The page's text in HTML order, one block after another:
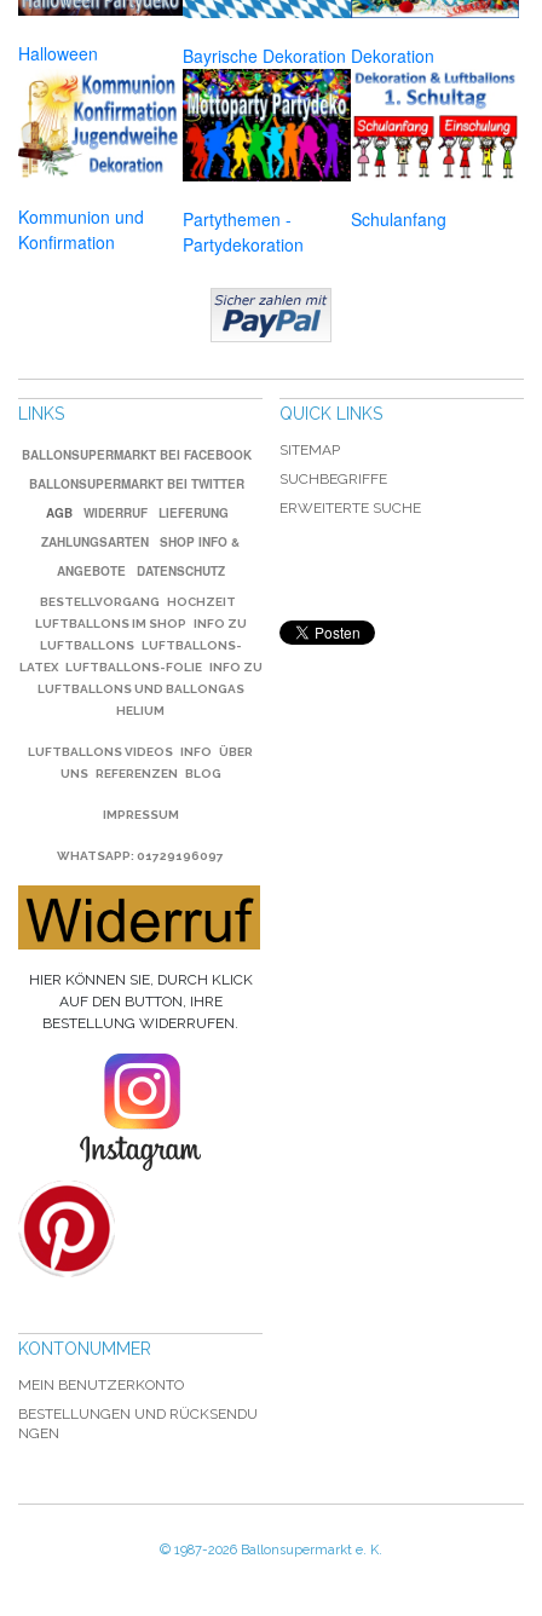
Halloween Bayrische Dekoration Dekoration
Kommunion und
Konfirmation
Partythemen -
Partydekoration
Schulanfang
LINKS
BALLONSUPERMARKT BEI FACEBOOK
BALLONSUPERMARKT BEI TWITTER
AGB
WIDERRUF
LIEFERUNG
ZAHLUNGSARTEN
SHOP INFO &
ANGEBOTE
DATENSCHUTZ
BESTELLVORGANG
HOCHZEIT
LUFTBALLONS IM SHOP
INFO ZU
LUFTBALLONS
LUFTBALLONS-
LATEX
LUFTBALLONS-FOLIE
INFO ZU
LUFTBALLONS UND BALLONGAS
HELIUM
LUFTBALLONS VIDEOS INFO
ÜBER
UNS
REFERENZEN BLOG
IMPRESSUM
WHATSAPP: 01729196097
HIER KÖNNEN SIE, DURCH KLICK
AUF DEN BUTTON, IHRE
BESTELLUNG WIDERRUFEN.
QUICK LINKS
SITEMAP
SUCHBEGRIFFE
ERWEITERTE SUCHE
KONTONUMMER
MEIN BENUTZERKONTO
BESTELLUNGEN UND RÜCKSENDU
NGEN
© 1987-2026 Ballonsupermarkt e. K.